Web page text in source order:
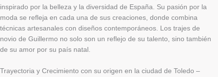
inspirado por la belleza y la diversidad de España. Su pasión por la
moda se refleja en cada una de sus creaciones, donde combina
técnicas artesanales con diseños contemporáneos. Los trajes de
novio de Guillermo no solo son un reflejo de su talento, sino también
de su amor por su país natal.
Trayectoria y Crecimiento con su origen en la ciudad de Toledo –